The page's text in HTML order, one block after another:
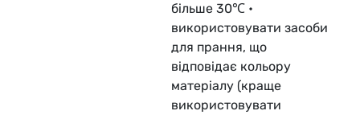
більше 30℃ •
використовувати засоби
для прання, що
відповідає кольору
матеріалу (краще
використовувати